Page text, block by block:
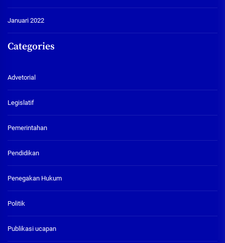
Januari 2022
Categories
Advetorial
Legislatif
Pemerintahan
Pendidikan
Penegakan Hukum
Politik
Publikasi ucapan